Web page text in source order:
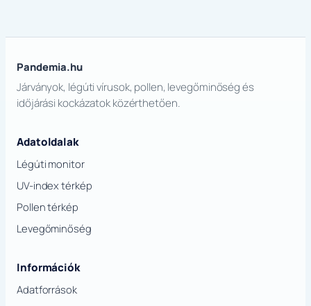
Pandemia.hu
Járványok, légúti vírusok, pollen, levegőminőség és
időjárási kockázatok közérthetően.
Adatoldalak
Légúti monitor
UV-index térkép
Pollen térkép
Levegőminőség
Információk
Adatforrások